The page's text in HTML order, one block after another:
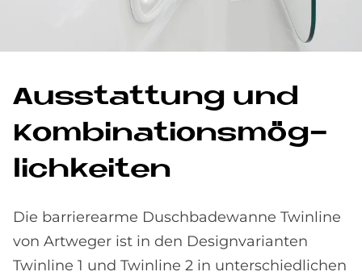
Aus­stat­tung und
Kom­bi­na­ti­ons­mög­
lich­kei­ten
Die barrierearme Duschbadewanne Twinline
von Artweger ist in den Designvarianten
Twinline 1 und Twinline 2 in unterschiedlichen